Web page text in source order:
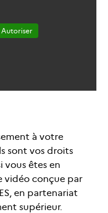
Autoriser
à votre
sont vos droits
vous êtes en
vidéo conçue par
en partenariat
supérieur.